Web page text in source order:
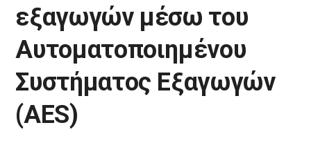
εξαγωγών μέσω του
Αυτοματοποιημένου
Συστήματος Εξαγωγών
(AES)